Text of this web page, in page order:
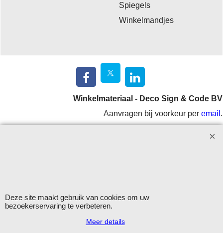
Spiegels
Winkelmandjes
Winkelmateriaal - Deco Sign & Code BV
Aanvragen bij voorkeur per email .
uur.
Deze site maakt gebruik van cookies om uw
bezoekerservaring te verbeteren.
Meer details